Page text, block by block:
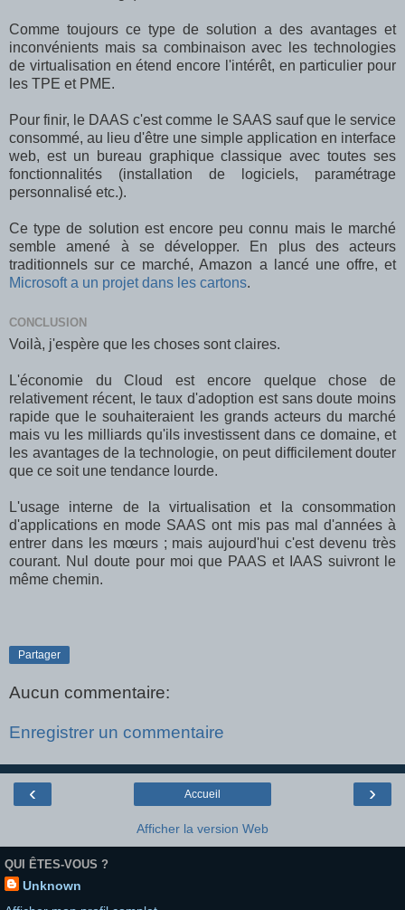
Comme toujours ce type de solution a des avantages et
inconvénients mais sa combinaison avec les technologies
de virtualisation en étend encore l'intérêt, en particulier pour
les TPE et PME.
Pour finir, le DAAS c'est comme le SAAS sauf que le service
consommé, au lieu d'être une simple application en interface
web, est un bureau graphique classique avec toutes ses
fonctionnalités (installation de logiciels, paramétrage
personnalisé etc.).
Ce type de solution est encore peu connu mais le marché
semble amené à se développer. En plus des acteurs
traditionnels sur ce marché, Amazon a lancé une offre, et
Microsoft a un projet dans les cartons.
CONCLUSION
Voilà, j'espère que les choses sont claires.
L'économie du Cloud est encore quelque chose de
relativement récent, le taux d'adoption est sans doute moins
rapide que le souhaiteraient les grands acteurs du marché
mais vu les milliards qu'ils investissent dans ce domaine, et
les avantages de la technologie, on peut difficilement douter
que ce soit une tendance lourde.
L'usage interne de la virtualisation et la consommation
d'applications en mode SAAS ont mis pas mal d'années à
entrer dans les mœurs ; mais aujourd'hui c'est devenu très
courant. Nul doute pour moi que PAAS et IAAS suivront le
même chemin.
Partager
Aucun commentaire:
Enregistrer un commentaire
‹ ›
Accueil
Afficher la version Web
QUI ÊTES-VOUS ?
Unknown